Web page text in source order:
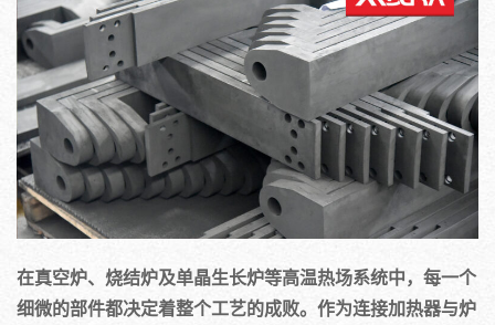
在真空炉、烧结炉及单晶生长炉等高温热场系统中，每一个
细微的部件都决定着整个工艺的成败。作为连接加热器与炉